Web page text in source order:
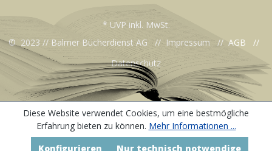
* UVP inkl. MwSt.
© 2023 // Balmer Bücherdienst AG // Impressum // AGB //
Datenschutz
Diese Website verwendet Cookies, um eine bestmögliche
Erfahrung bieten zu können. Mehr Informationen ...
Nur technisch notwendige
Konfigurieren